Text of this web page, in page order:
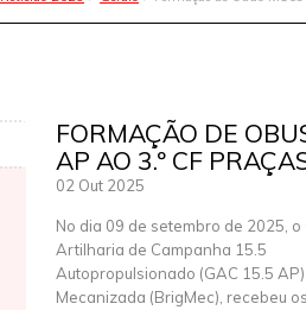
FORMAÇÃO DE
AP AO 3.º CF
02 Out 2025
No dia 09 de setembro de 2025, o
Artilharia de Campanha 15.5
Autopropulsionado (GAC 15.5
Mecanizada (BrigMec), recebeu